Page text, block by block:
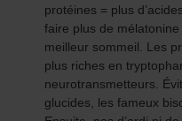
protéines = plus
faire plus de
meilleur sommeil. Les
plus riches en
neurotransmetteurs.
glucides, les fameux